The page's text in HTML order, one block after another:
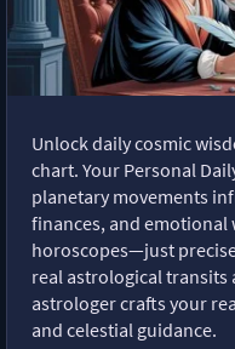
Unlock daily cosmic
chart. Your Personal
planetary movements
finances, and emotional
horoscopes—just
real astrological transits
astrologer crafts your
and celestial guidance.